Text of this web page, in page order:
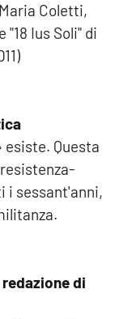
Coletti,
Ius Soli" di
Questa
i sessant'anni,
di